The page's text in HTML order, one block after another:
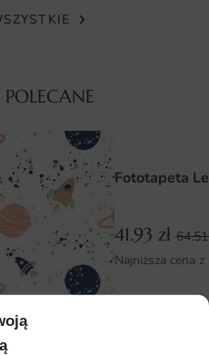
na długotrwałe
dopasowanie jej do
Niezależnie od tego, czy
też stworzyć większą
rozwiązania. Dodatkowo,
prosty i szybki. Dzięki
materiałom,
co sprawia, że
łatwe i przyjemne.
Fototapeta
41.93 zł
Najniższa cena